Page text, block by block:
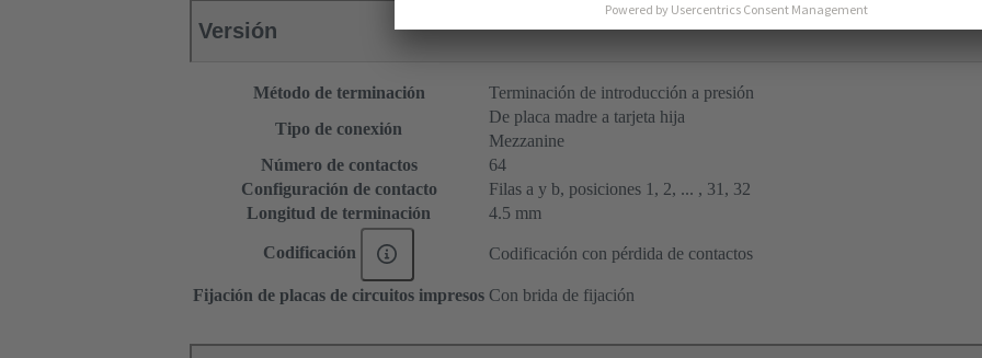
Versión
Método de terminación
Terminación de introducción a presión
Tipo de conexión
De placa madre a tarjeta hija
Mezzanine
Número de contactos
64
Configuración de contacto
Filas a y b, posiciones 1, 2, ... , 31, 32
Longitud de terminación
4.5 mm
Codificación Codificación con pérdida de contactos
Fijación de placas de circuitos impresos Con brida de fijación